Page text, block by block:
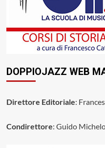
DOPPIOJAZZ WEB
Direttore Editoriale:
Condirettore: Guido